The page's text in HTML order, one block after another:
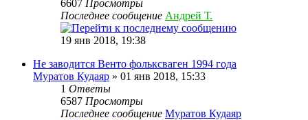
6607 Просмотры
Последнее сообщение Андрей Т.
19 янв 2018, 19:38
Не заводится Венто фольксваген 1994 года
Муратов Кудаяр » 01 янв 2018, 15:33
1 Ответы
6587 Просмотры
Последнее сообщение Муратов Кудаяр